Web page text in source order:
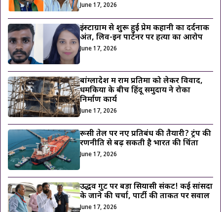
June 17, 2026
इंस्टाग्राम से शुरू हुई प्रेम कहानी का दर्दनाक
अंत, लिव-इन पार्टनर पर हत्या का आरोप
June 17, 2026
बांग्लादेश में राम प्रतिमा को लेकर विवाद,
धमकियों के बीच हिंदू समुदाय ने रोका
निर्माण कार्य
June 17, 2026
रूसी तेल पर नए प्रतिबंध की तैयारी? ट्रंप की
रणनीति से बढ़ सकती है भारत की चिंता
June 17, 2026
उद्धव गुट पर बड़ा सियासी संकट! कई सांसदों
के जाने की चर्चा, पार्टी की ताकत पर सवाल
June 17, 2026